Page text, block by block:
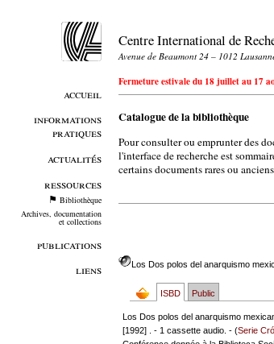
accueil
informations
pratiques
actualités
ressources
Bibliothèque
Archives, documentation
et collections
publications
liens
Centre International de
Avenue de Beaumont 24 – 1012
Fermeture estivale du 18 juillet au 17
Catalogue de la bibliothèque
Pour consulter ou emprunter des
l'interface de recherche est
certains documents rares ou
Los Dos polos del anarquismo
ISBD Public
Los Dos polos del anarquismo
[1992] . - 1 cassette audio. - (Serie